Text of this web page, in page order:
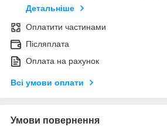
Детальніше
Оплатити частинами
Післяплата
Оплата на рахунок
Всі умови оплати
Умови повернення